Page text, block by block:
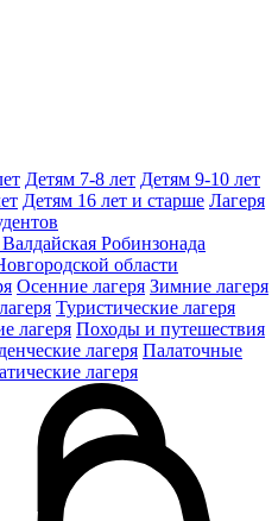
Детям 7-8 лет Детям 9-10 лет
Детям 16 лет и старше Лагеря
Робинзонада
области
Осенние лагеря Зимние лагеря
Туристические лагеря
лагеря Походы и путешествия
лагеря Палаточные
лагеря